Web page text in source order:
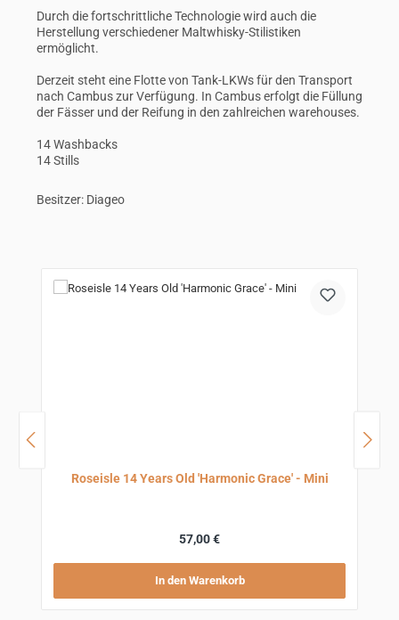
Durch die fortschrittliche Technologie wird auch die
Herstellung verschiedener Maltwhisky-Stilistiken
ermöglicht.
Derzeit steht eine Flotte von Tank-LKWs für den Transport
nach Cambus zur Verfügung. In Cambus erfolgt die Füllung
der Fässer und der Reifung in den zahlreichen warehouses.
14 Washbacks
14 Stills
Besitzer: Diageo
Roseisle 14 Years Old 'Harmonic Grace' - Mini
Regulärer Preis:
57,00 €
In den Warenkorb